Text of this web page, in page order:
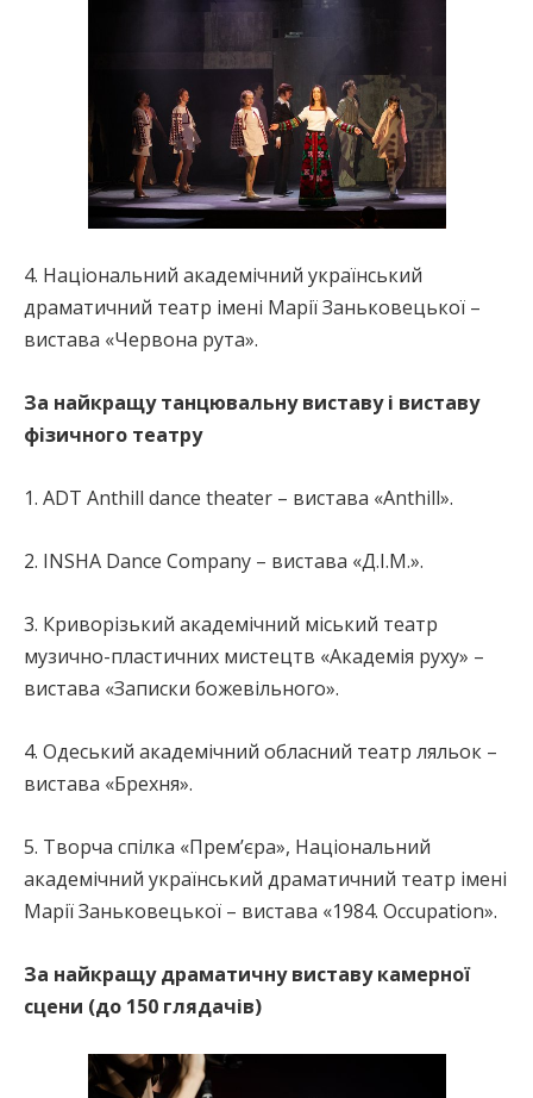
4. Національний академічний український
драматичний театр імені Марії Заньковецької –
вистава «Червона рута».
За найкращу танцювальну виставу і виставу
фізичного театру
1. ADT Anthill dance theater – вистава «Anthill».
2. INSHA Dance Company – вистава «Д.І.М.».
3. Криворізький академічний міський театр
музично-пластичних мистецтв «Академія руху» –
вистава «Записки божевільного».
4. Одеський академічний обласний театр ляльок –
вистава «Брехня».
5. Творча спілка «Прем’єра», Національний
академічний український драматичний театр імені
Марії Заньковецької – вистава «1984. Occupation».
За найкращу драматичну виставу камерної
сцени (до 150 глядачів)